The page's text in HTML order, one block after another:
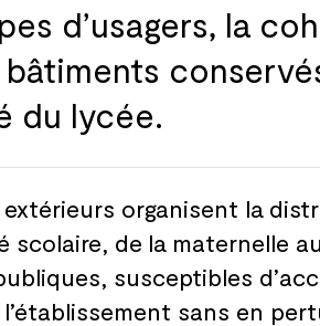
d’usagers, la
bâtiments
du lycée.
organisent la
scolaire, de la maternelle au
susceptibles
sans en